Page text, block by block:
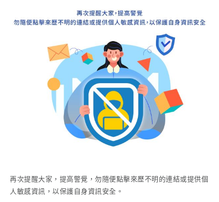
再次提醒大家，提高警覺，勿隨便點擊來歷不明的連結或提供個
人敏感資訊，以保護自身資訊安全。